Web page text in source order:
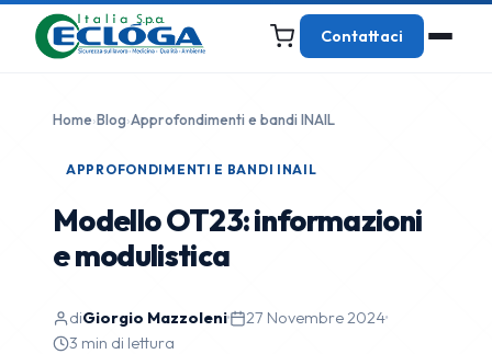
Contattaci
Home›Blog›Approfondimenti e bandi INAIL
APPROFONDIMENTI E BANDI INAIL
Modello OT23: informazioni
e modulistica
diGiorgio Mazzoleni· 27 Novembre 2024·
3 min di lettura